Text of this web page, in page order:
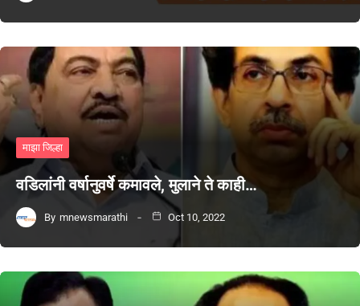
माझा जिल्हा
वडिलांनी वर्षानुवर्षे कमावले, मुलाने ते काही…
By mnewsmarathi Oct 10, 2022